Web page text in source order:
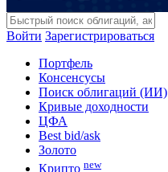
Войти Зарегистрироваться
Портфель
Консенсусы
Поиск облигаций (ИИ)
Кривые доходности
ЦФА
Best bid/ask
Золото
Крипто new